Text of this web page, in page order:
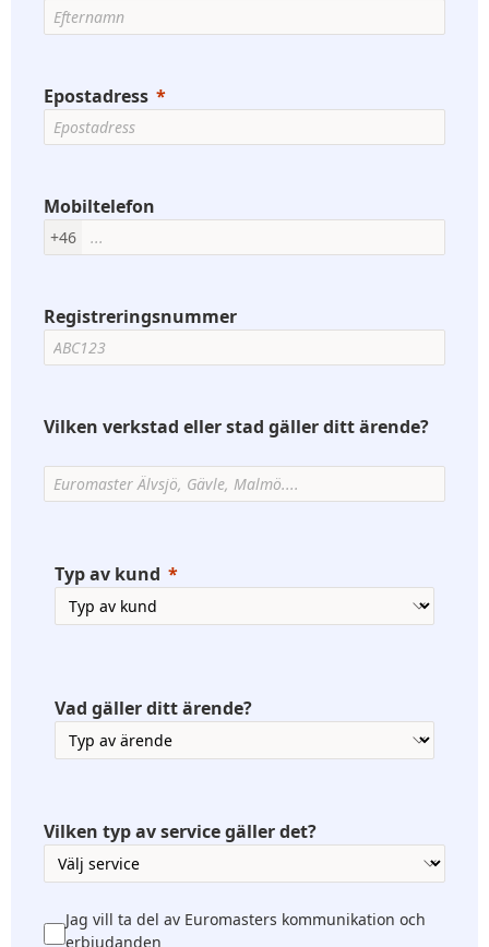
Epostadress
Mobiltelefon
+46
Registreringsnummer
Vilken verkstad eller stad gäller ditt ärende?
Typ av kund
Vad gäller ditt ärende?
Vilken typ av service gäller det?
Jag vill ta del av Euromasters kommunikation och
erbjudanden